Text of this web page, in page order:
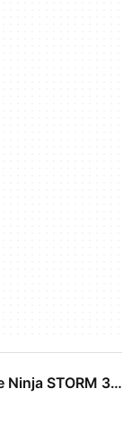
NARUTO SHIPPUDEN: Ultimate Ninja STORM 3 Full Burst